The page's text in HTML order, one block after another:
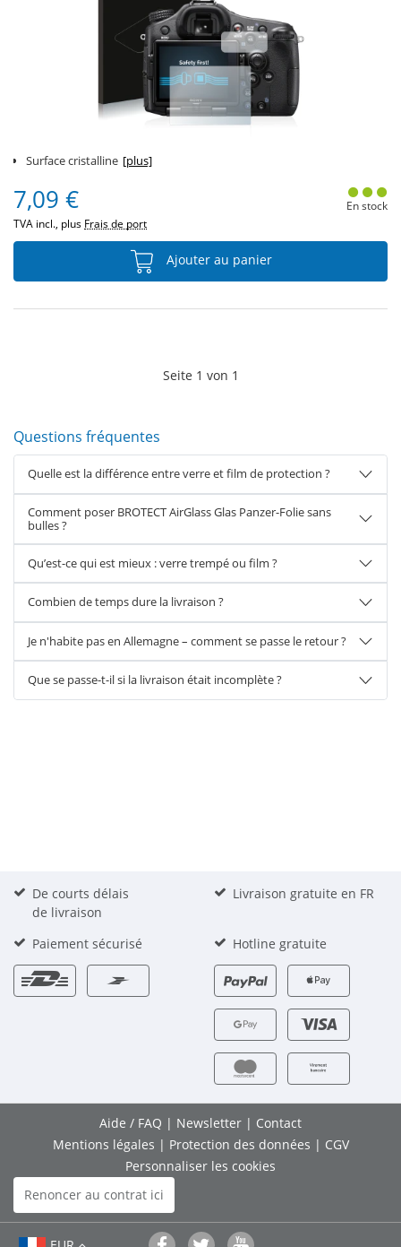
Surface cristalline [plus]
7,09 €
TVA incl., plus Frais de port
En stock
Ajouter au panier
Seite 1 von 1
Questions fréquentes
Quelle est la différence entre verre et film de protection ?
Comment poser BROTECT AirGlass Glas Panzer-Folie sans
bulles ?
Qu’est-ce qui est mieux : verre trempé ou film ?
Combien de temps dure la livraison ?
Je n'habite pas en Allemagne – comment se passe le retour ?
Que se passe-t-il si la livraison était incomplète ?
De courts délais
de livraison
Livraison gratuite en FR
Paiement sécurisé Hotline gratuite
Aide / FAQ | Newsletter | Contact
Mentions légales | Protection des données | CGV
Personnaliser les cookies
Renoncer au contrat ici